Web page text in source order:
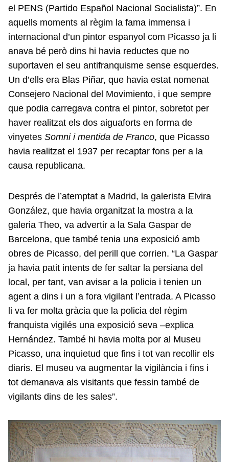
el PENS (Partido Español Nacional Socialista)”. En
aquells moments al règim la fama immensa i
internacional d’un pintor espanyol com Picasso ja li
anava bé però dins hi havia reductes que no
suportaven el seu antifranquisme sense esquerdes.
Un d’ells era Blas Piñar, que havia estat nomenat
Consejero Nacional del Movimiento, i que sempre
que podia carregava contra el pintor, sobretot per
haver realitzat els dos aiguaforts en forma de
vinyetes Somni i mentida de Franco, que Picasso
havia realitzat el 1937 per recaptar fons per a la
causa republicana.
Després de l’atemptat a Madrid, la galerista Elvira
González, que havia organitzat la mostra a la
galeria Theo, va advertir a la Sala Gaspar de
Barcelona, que també tenia una exposició amb
obres de Picasso, del perill que corrien. “La Gaspar
ja havia patit intents de fer saltar la persiana del
local, per tant, van avisar a la policia i tenien un
agent a dins i un a fora vigilant l’entrada. A Picasso
li va fer molta gràcia que la policia del règim
franquista vigilés una exposició seva –explica
Hernández. També hi havia molta por al Museu
Picasso, una inquietud que fins i tot van recollir els
diaris. El museu va augmentar la vigilància i fins i
tot demanava als visitants que fessin també de
vigilants dins de les sales”.